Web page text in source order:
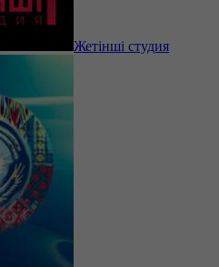
Жетінші студия